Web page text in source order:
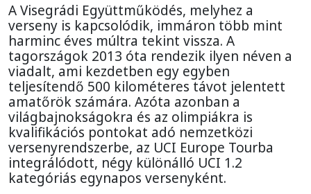
A Visegrádi Együttműködés, melyhez a
verseny is kapcsolódik, immáron több mint
harminc éves múltra tekint vissza. A
tagországok 2013 óta rendezik ilyen néven a
viadalt, ami kezdetben egy egyben
teljesítendő 500 kilométeres távot jelentett
amatőrök számára. Azóta azonban a
világbajnokságokra és az olimpiákra is
kvalifikációs pontokat adó nemzetközi
versenyrendszerbe, az UCI Europe Tourba
integrálódott, négy különálló UCI 1.2
kategóriás egynapos versenyként.